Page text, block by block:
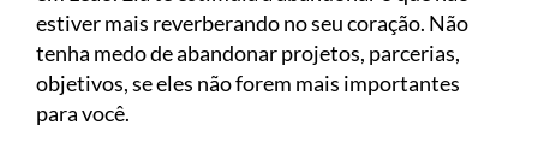
estiver mais reverberando no seu coração. Não
tenha medo de abandonar projetos, parcerias,
objetivos, se eles não forem mais importantes
para você.